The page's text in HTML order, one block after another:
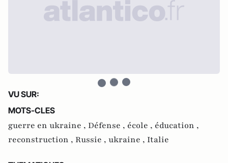
VU SUR:
MOTS-CLES
guerre en ukraine , Défense , école , éducation ,
reconstruction , Russie , ukraine , Italie